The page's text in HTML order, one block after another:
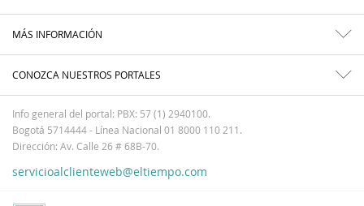
MÁS INFORMACIÓN
CONOZCA NUESTROS PORTALES
Info general del portal: PBX: 57 (1) 2940100.
Bogotá 5714444 - Línea Nacional 01 8000 110 211.
Dirección: Av. Calle 26 # 68B-70.
servicioalclienteweb@eltiempo.com